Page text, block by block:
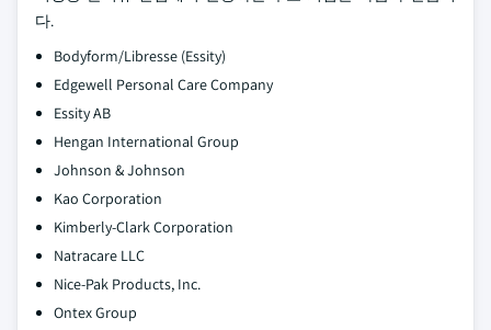
다.
Bodyform/Libresse (Essity)
Edgewell Personal Care Company
Essity AB
Hengan International Group
Johnson & Johnson
Kao Corporation
Kimberly-Clark Corporation
Natracare LLC
Nice-Pak Products, Inc.
Ontex Group